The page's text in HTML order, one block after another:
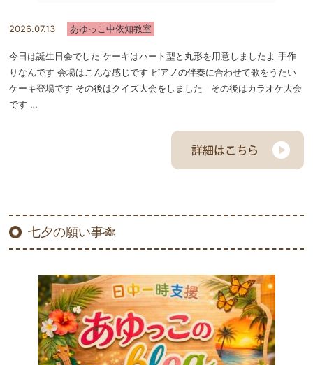
2026.07.13 あゆっこ中依知教室
今日は誕生日会でした ケーキはハート型と丸形を用意しましたよ 手作
りなんです 会場はこんな感じです ピアノの伴奏に合わせて歌をうたい
ケーキ登場です その後はクイズ大会をしました その後はカラオケ大会
です …
七夕の願い事🎋